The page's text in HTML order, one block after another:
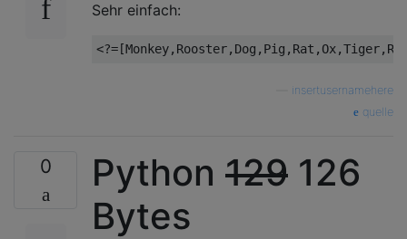
Sehr einfach:
insertusernamehere
quelle
0 Python 129 126
Bytes